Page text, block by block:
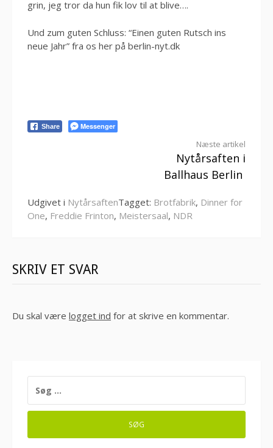
grin, jeg tror da hun fik lov til at blive….
Und zum guten Schluss: “Einen guten Rutsch ins
neue Jahr” fra os her på berlin-nyt.dk
Share Messenger
Næste artikel
Nytårsaften i
Ballhaus Berlin
Udgivet i NytårsaftenTagget: Brotfabrik, Dinner for
One, Freddie Frinton, Meistersaal, NDR
SKRIV ET SVAR
Du skal være logget ind for at skrive en kommentar.
EFTER: